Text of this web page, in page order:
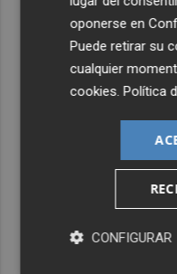
Últimas
Levantan el
de Sierra Engarcerán
oponerse en
Puede retirar su
cualquier
cookies.Política
CONFIGURAR